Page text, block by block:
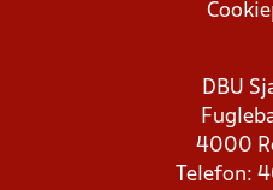
DBU
4000
Telefon: